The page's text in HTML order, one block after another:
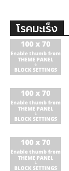
โรคมะเร็ง